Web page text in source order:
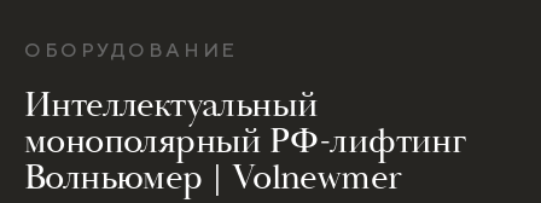
ОБОРУДОВАНИЕ
Интеллектуальный
монополярный РФ-лифтинг
Волньюмер | Volnewmer